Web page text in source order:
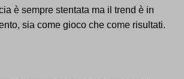
è sempre stentata ma il trend è in
sia come gioco che come risultati.